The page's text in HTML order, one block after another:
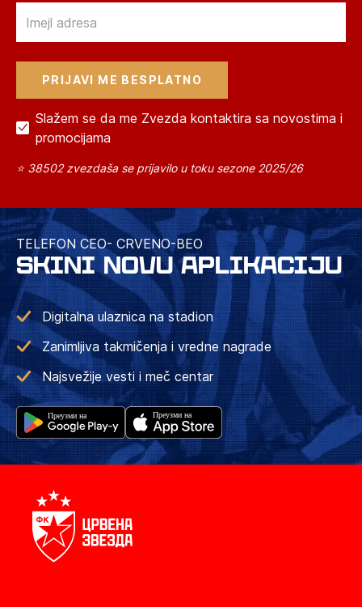
Slažem se da me Zvezda kontaktira sa novostima i
promocijama
⭐ 38502 zvezdaša se prijavilo u toku sezone 2025/26
TELEFON CEO- CRVENO-BEO
SKINI NOVU APLIKACIJU
Digitalna ulaznica na stadion
Zanimljiva takmičenja i vredne nagrade
Najsvežije vesti i meč centar